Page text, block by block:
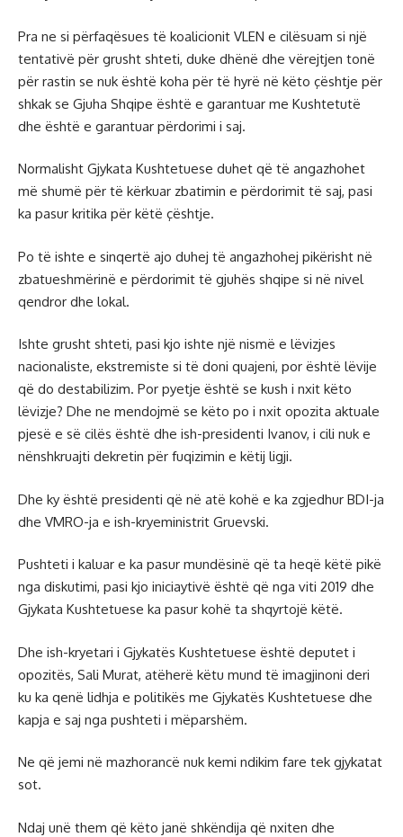
Pra ne si përfaqësues të koalicionit VLEN e cilësuam si një
tentativë për grusht shteti, duke dhënë dhe vërejtjen tonë
për rastin se nuk është koha për të hyrë në këto çështje për
shkak se Gjuha Shqipe është e garantuar me Kushtetutë
dhe është e garantuar përdorimi i saj.
Normalisht Gjykata Kushtetuese duhet që të angazhohet
më shumë për të kërkuar zbatimin e përdorimit të saj, pasi
ka pasur kritika për këtë çështje.
Po të ishte e sinqertë ajo duhej të angazhohej pikërisht në
zbatueshmërinë e përdorimit të gjuhës shqipe si në nivel
qendror dhe lokal.
Ishte grusht shteti, pasi kjo ishte një nismë e lëvizjes
nacionaliste, ekstremiste si të doni quajeni, por është lëvije
që do destabilizim. Por pyetje është se kush i nxit këto
lëvizje? Dhe ne mendojmë se këto po i nxit opozita aktuale
pjesë e së cilës është dhe ish-presidenti Ivanov, i cili nuk e
nënshkruajti dekretin për fuqizimin e këtij ligji.
Dhe ky është presidenti që në atë kohë e ka zgjedhur BDI-ja
dhe VMRO-ja e ish-kryeministrit Gruevski.
Pushteti i kaluar e ka pasur mundësinë që ta heqë këtë pikë
nga diskutimi, pasi kjo iniciaytivë është që nga viti 2019 dhe
Gjykata Kushtetuese ka pasur kohë ta shqyrtojë këtë.
Dhe ish-kryetari i Gjykatës Kushtetuese është deputet i
opozitës, Sali Murat, atëherë këtu mund të imagjinoni deri
ku ka qenë lidhja e politikës me Gjykatës Kushtetuese dhe
kapja e saj nga pushteti i mëparshëm.
Ne që jemi në mazhorancë nuk kemi ndikim fare tek gjykatat
sot.
Ndaj unë them që këto janë shkëndija që nxiten dhe